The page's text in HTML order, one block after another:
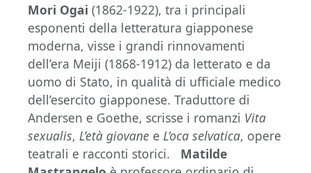
Mori Ogai (1862-1922), tra i principali
esponenti della letteratura giapponese
moderna, visse i grandi rinnovamenti
dell’era Meiji (1868-1912) da letterato e da
uomo di Stato, in qualità di ufficiale medico
dell’esercito giapponese. Traduttore di
Andersen e Goethe, scrisse i romanzi Vita
sexualis, L’età giovane e L’oca selvatica, opere
teatrali e racconti storici. Matilde